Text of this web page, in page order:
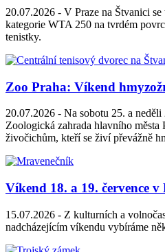
20.07.2026 - V Praze na Štvanici
kategorie WTA 250 na tvrdém
tenistky.
Zoo Praha: Víkend
20.07.2026 - Na sobotu 25. a
Zoologická zahrada hlavního města
živočichům, kteří se živí převážně
Víkend 18. a 19. července v
15.07.2026 - Z kulturních a
nadcházejícím víkendu vybíráme